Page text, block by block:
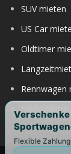
SUV mieten
US Car
Oldtimer
Rennwagen
Nürburgring
Flexible